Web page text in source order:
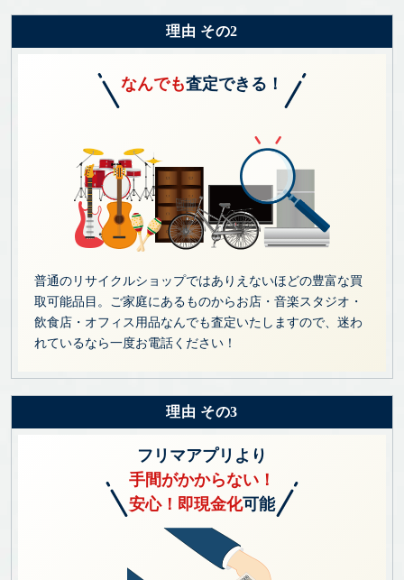
理由 その2
なんでも査定できる！
普通のリサイクルショップではありえないほどの豊富な買
取可能品目。ご家庭にあるものからお店・音楽スタジオ・
飲食店・オフィス用品なんでも査定いたしますので、迷わ
れているなら一度お電話ください！
理由 その3
フリマアプリより
手間がかからない！
安心！即現金化可能